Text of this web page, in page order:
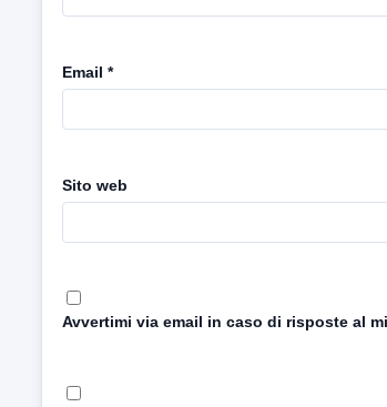
Email *
Sito web
Avvertimi via email in caso di risposte al